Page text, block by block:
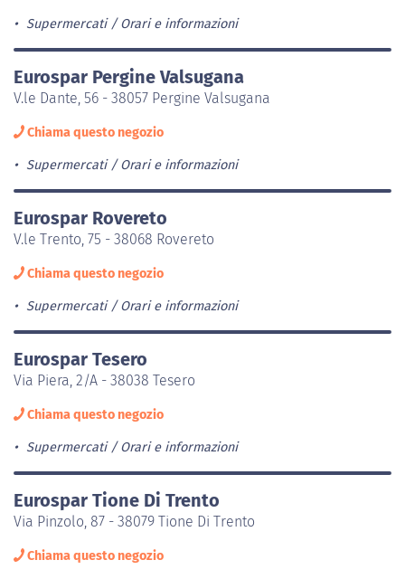
Supermercati Orari e informazioni
Eurospar Pergine Valsugana
V.le Dante, 56 - 38057 Pergine Valsugana
Chiama questo negozio
Supermercati Orari e informazioni
Eurospar Rovereto
V.le Trento, 75 - 38068 Rovereto
Chiama questo negozio
Supermercati Orari e informazioni
Eurospar Tesero
Via Piera, 2/A - 38038 Tesero
Chiama questo negozio
Supermercati Orari e informazioni
Eurospar Tione Di Trento
Via Pinzolo, 87 - 38079 Tione Di Trento
Chiama questo negozio